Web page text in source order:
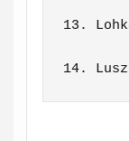
13.
14.